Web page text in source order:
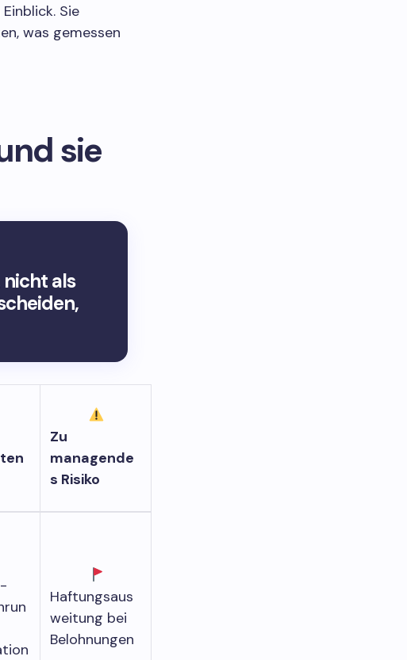
Sie
was gemessen
sie
nicht als
Zu
managende
s Risiko
Haftungsaus
weitung bei
Belohnungen